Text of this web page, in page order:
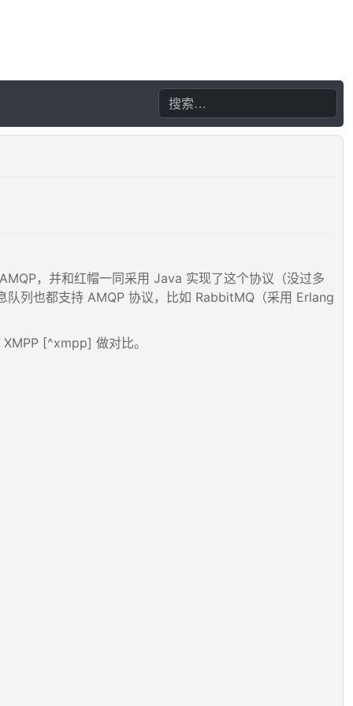
，并和红帽一同采用 Java 实现了这个协议（没过多
列也都支持 AMQP 协议，比如 RabbitMQ（采用 Erlang
[^xmpp] 做对比。